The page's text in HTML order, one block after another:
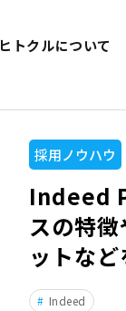
ヒトクルについて
採用ノウハウ
Indeed
スの特
ットな
Indeed